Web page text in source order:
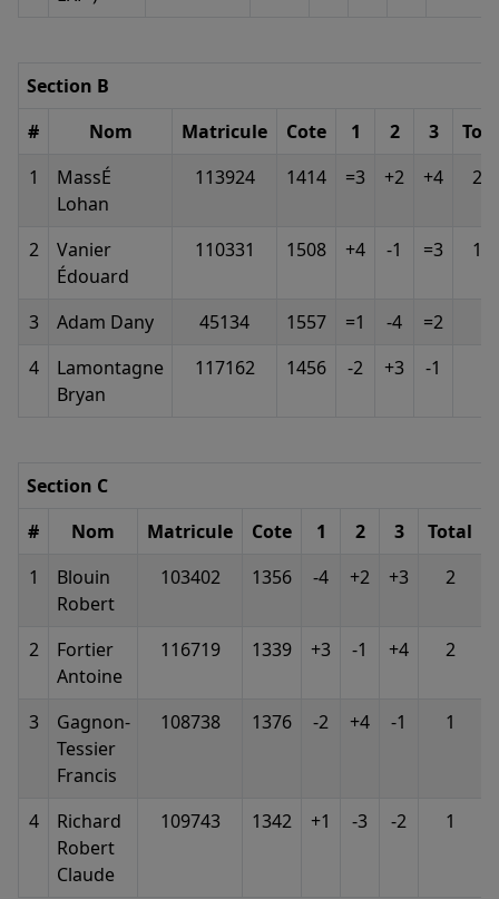
Section B
#
Nom Matricule Cote 1 2 3
1
MassÉ
Lohan
113924 1414 =3 +2 +4 2.5
2
Vanier
Édouard
110331 1508 +4 -1 =3 1.5
3 Adam Dany 45134 1557 =1 -4 =2
4
Lamontagne
Bryan
117162 1456 -2 +3 -1
Section C
#
Nom Matricule Cote 1 2 3
Total
1
Blouin
Robert
103402 1356 -4 +2 +3 2
2
Fortier
Antoine
116719 1339 +3 -1 +4 2
3
Gagnon-
Tessier
Francis
108738 1376 -2 +4 -1 1
4
Richard
Robert
Claude
109743 1342 +1 -3 -2 1